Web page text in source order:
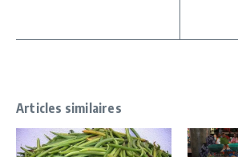
Articles similaires